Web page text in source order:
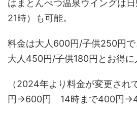
はまとんべつ温泉ウイングは
21時）も可能。
料金は大人600円/子供250円
大人450円/子供180円とお得に
（2024年より料金が変更さ
円→600円 14時まで400円